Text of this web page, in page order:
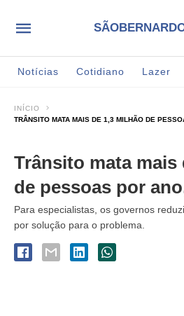
Notícias Cotidiano Lazer
INÍCIO
TRÂNSITO MATA MAIS DE 1,3 MILHÃO DE
Trânsito mata mais
de pessoas por
Para especialistas, os governos
por solução para o problema.